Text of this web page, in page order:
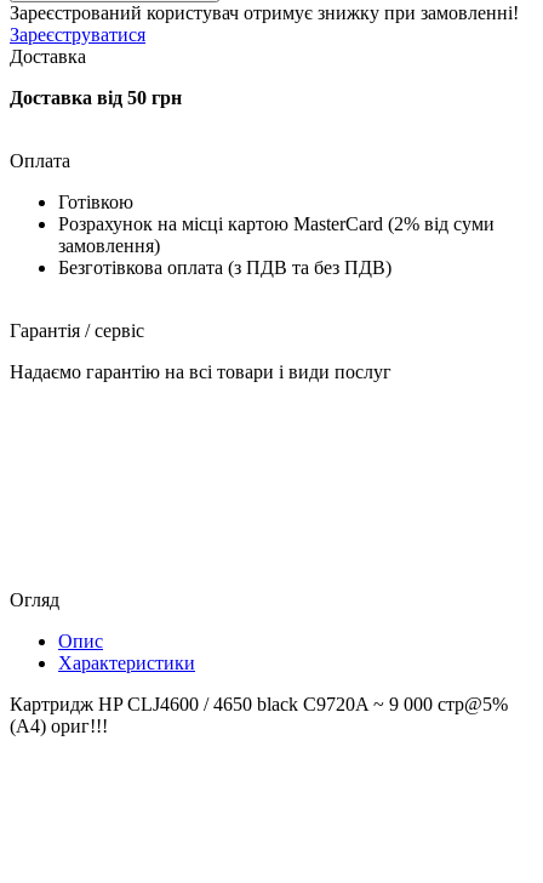
Зареєстрований користувач отримує знижку при замовленні!
Зареєструватися
Доставка
Доставка від 50 грн
Оплата
Готівкою
Розрахунок на місці картою MasterCard (2% від суми
замовлення)
Безготівкова оплата (з ПДВ та без ПДВ)
Гарантія / сервіс
Надаємо гарантію на всі товари і види послуг
Огляд
Опис
Характеристики
Картридж HP CLJ4600 / 4650 black C9720A ~ 9 000 стр@5%
(A4) ориг!!!